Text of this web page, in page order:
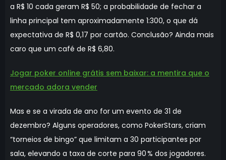
a R$ 10 cada geram R$ 50; a probabilidade de fechar a
linha principal tem aproximadamente 1:300, o que dá
expectativa de R$ 0,17 por cartão. Conclusão? Ainda mais
caro que um café de R$ 6,80.
Jogar poker online grátis sem baixar: a mentira que o
mercado adora vender
Mas e se a virada de ano for um evento de 31 de
dezembro? Alguns operadores, como PokerStars, criam
“torneios de bingo” que limitam a 30 participantes por
sala, elevando a taxa de corte para 90 % dos jogadores.